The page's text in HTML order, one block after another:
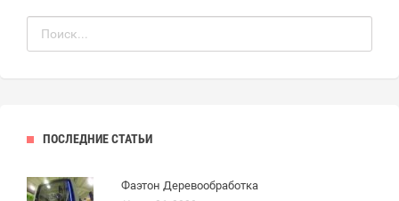
ПОСЛЕДНИЕ СТАТЬИ
Фаэтон Деревообработка